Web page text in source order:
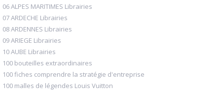
06 ALPES MARITIMES Librairies
07 ARDECHE Librairies
08 ARDENNES Librairies
09 ARIEGE Librairies
10 AUBE Librairies
100 bouteilles extraordinaires
100 fiches comprendre la stratégie d'entreprise
100 malles de légendes Louis Vuitton